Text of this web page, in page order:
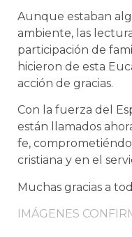
Aunque estaban
ambiente, las
participación de
hicieron de esta
acción de gracias.
Con la fuerza del
están llamados
fe,
cristiana y en el
Muchas gracias a
IMÁGENES